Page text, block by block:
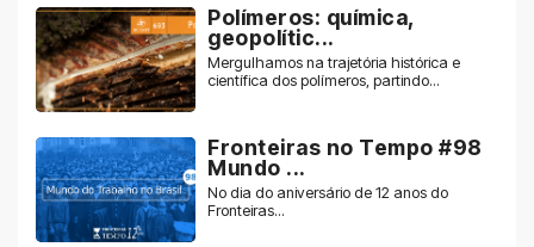
Polímeros: química,
geopolític...
Mergulhamos na trajetória histórica e
científica dos polímeros, partindo...
Fronteiras no Tempo #98
Mundo ...
No dia do aniversário de 12 anos do
Fronteiras...